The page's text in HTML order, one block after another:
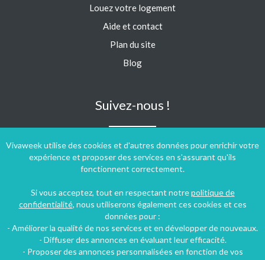
Vivaweek utilise des cookies et d'autres données pour enrichir votre
expérience et proposer des services en s'assurant qu'ils
fonctionnent correctement.
Si vous acceptez, tout en respectant notrepolitique de
confidentialité, nous utiliserons également ces cookies et ces
données pour :
- Améliorer la qualité de nos services et en développer de nouveaux.
- Diffuser des annonces en évaluant leur efficacité.
- Proposer des annonces personnalisées en fonction de vos
Louez votre logement
Aide et contact
Plan du site
Blog
Suivez-nous !